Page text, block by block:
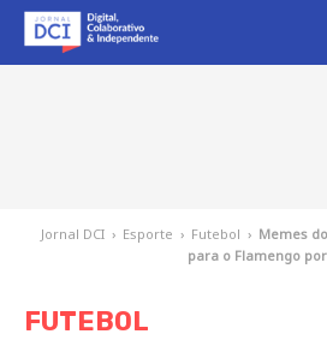
Jornal DCI › Esporte › Futebol › Memes
para o Flamengo por
FUTEBOL